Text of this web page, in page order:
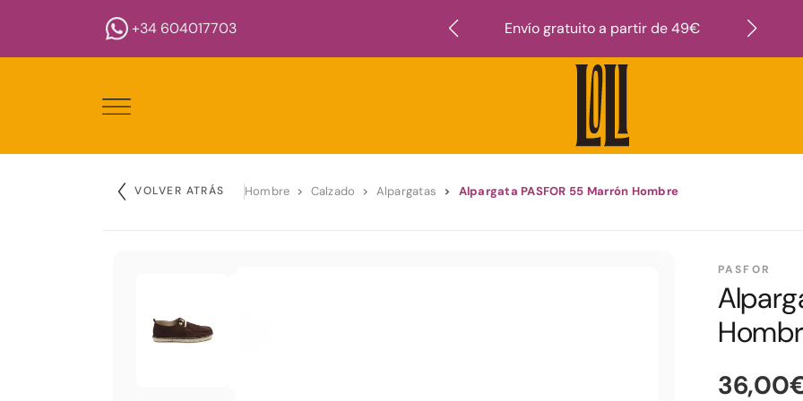
+34 604017703 Envío gratuito a partir de 49€
VOLVER ATRÁS Hombre Calzado Alpargatas Alpargata PASFOR 55 Marrón Hombre
PASFOR